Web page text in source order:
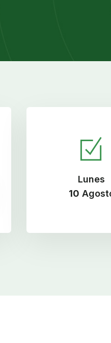
Lunes
10